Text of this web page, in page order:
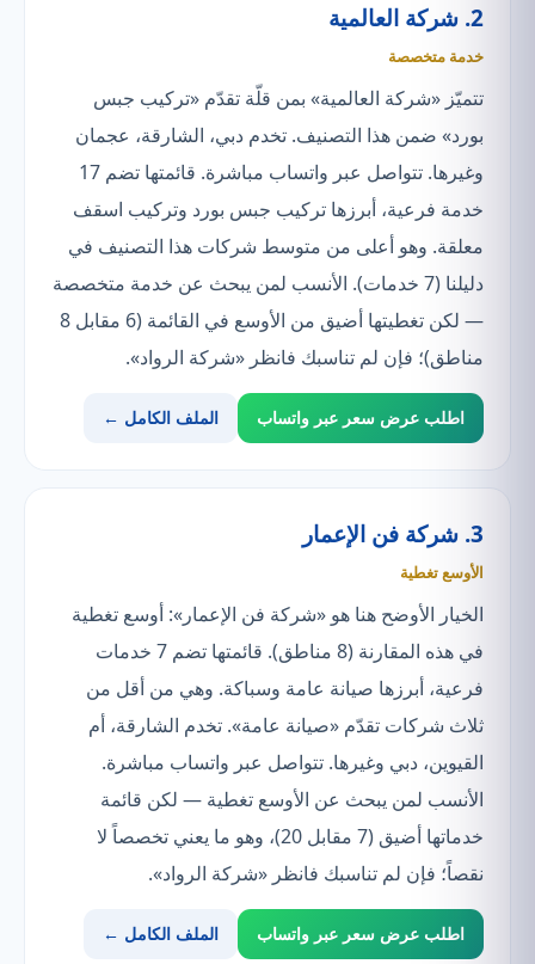
2. شركة العالمية
خدمة متخصصة
تتميّز «شركة العالمية» بمن قلّة تقدّم «تركيب جبس
بورد» ضمن هذا التصنيف. تخدم دبي، الشارقة، عجمان
وغيرها. تتواصل عبر واتساب مباشرة. قائمتها تضم 17
خدمة فرعية، أبرزها تركيب جبس بورد وتركيب اسقف
معلقة. وهو أعلى من متوسط شركات هذا التصنيف في
دليلنا (7 خدمات). الأنسب لمن يبحث عن خدمة متخصصة
— لكن تغطيتها أضيق من الأوسع في القائمة (6 مقابل 8
مناطق)؛ فإن لم تناسبك فانظر «شركة الرواد».
اطلب عرض سعر عبر واتساب الملف الكامل ←
3. شركة فن الإعمار
الأوسع تغطية
الخيار الأوضح هنا هو «شركة فن الإعمار»: أوسع تغطية
في هذه المقارنة (8 مناطق). قائمتها تضم 7 خدمات
فرعية، أبرزها صيانة عامة وسباكة. وهي من أقل من
ثلاث شركات تقدّم «صيانة عامة». تخدم الشارقة، أم
القيوين، دبي وغيرها. تتواصل عبر واتساب مباشرة.
الأنسب لمن يبحث عن الأوسع تغطية — لكن قائمة
خدماتها أضيق (7 مقابل 20)، وهو ما يعني تخصصاً لا
نقصاً؛ فإن لم تناسبك فانظر «شركة الرواد».
اطلب عرض سعر عبر واتساب الملف الكامل ←